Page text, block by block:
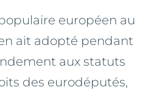
européen au
ait adopté pendant
aux statuts
des eurodéputés,